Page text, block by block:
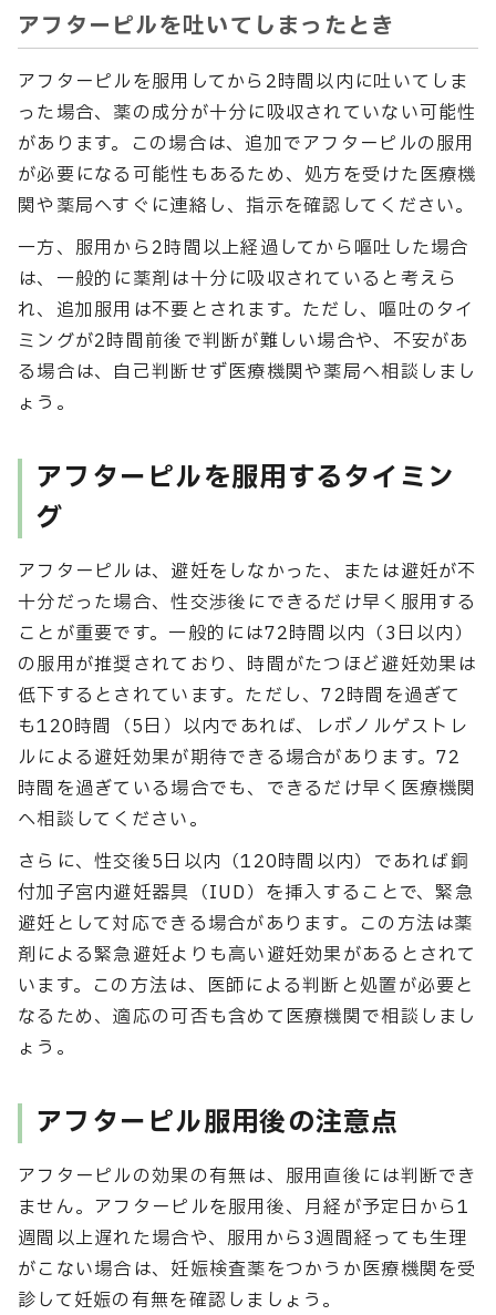
アフターピルを吐いてしまったとき
アフターピルを服用してから2時間以内に吐いてしま
った場合、薬の成分が十分に吸収されていない可能性
があります。この場合は、追加でアフターピルの服用
が必要になる可能性もあるため、処方を受けた医療機
関や薬局へすぐに連絡し、指示を確認してください。
一方、服用から2時間以上経過してから嘔吐した場合
は、一般的に薬剤は十分に吸収されていると考えら
れ、追加服用は不要とされます。ただし、嘔吐のタイ
ミングが2時間前後で判断が難しい場合や、不安があ
る場合は、自己判断せず医療機関や薬局へ相談しまし
ょう。
アフターピルを服用するタイミン
グ
アフターピルは、避妊をしなかった、または避妊が不
十分だった場合、性交渉後にできるだけ早く服用する
ことが重要です。一般的には72時間以内（3日以内）
の服用が推奨されており、時間がたつほど避妊効果は
低下するとされています。ただし、72時間を過ぎて
も120時間（5日）以内であれば、レボノルゲストレ
ルによる避妊効果が期待できる場合があります。72
時間を過ぎている場合でも、できるだけ早く医療機関
へ相談してください。
さらに、性交後5日以内（120時間以内）であれば銅
付加子宮内避妊器具（IUD）を挿入することで、緊急
避妊として対応できる場合があります。この方法は薬
剤による緊急避妊よりも高い避妊効果があるとされて
います。この方法は、医師による判断と処置が必要と
なるため、適応の可否も含めて医療機関で相談しまし
ょう。
アフターピル服用後の注意点
アフターピルの効果の有無は、服用直後には判断でき
ません。アフターピルを服用後、月経が予定日から1
週間以上遅れた場合や、服用から3週間経っても生理
がこない場合は、妊娠検査薬をつかうか医療機関を受
診して妊娠の有無を確認しましょう。